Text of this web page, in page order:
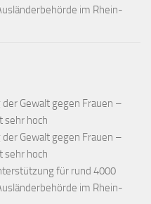
im Rhein-
Gewalt gegen Frauen –
sehr hoch
Gewalt gegen Frauen –
sehr hoch
für rund 4000
im Rhein-